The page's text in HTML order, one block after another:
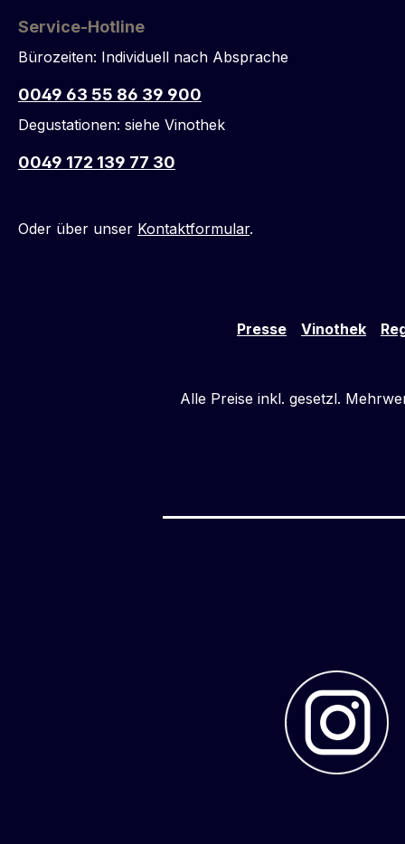
Service-Hotline
Bürozeiten: Individuell nach Absprache
0049 63 55 86 39 900
Degustationen: siehe Vinothek
0049 172 139 77 30
Oder über unser Kontaktformular.
Presse Vinothek
Alle Preise inkl. gesetzl.